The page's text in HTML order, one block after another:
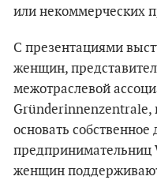
или некоммерческих
С презентациями
женщин,
межотраслевой
основать собственное
предпринимательниц
женщин